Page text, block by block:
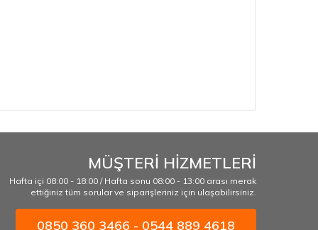
MÜŞTERİ HİZMETLERİ
Hafta içi 08:00 - 18:00 / Hafta sonu 08:00 - 13:00 arası merak
ettiğiniz tüm sorular ve siparişleriniz için ulaşabilirsiniz.
0850 360 3466 - 0544 889 4618